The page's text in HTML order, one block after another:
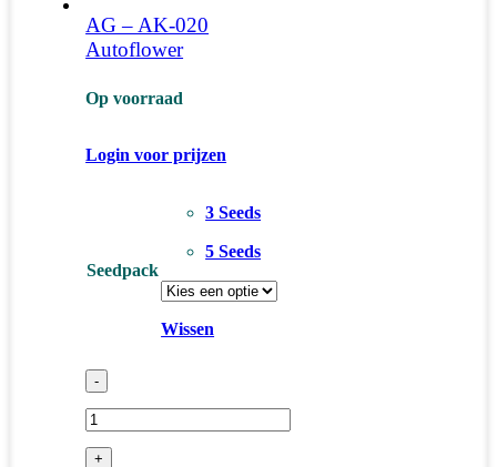
AG – AK-020
Autoflower
Op voorraad
Login voor prijzen
Seedpack
3 Seeds
5 Seeds
Wissen
-
+